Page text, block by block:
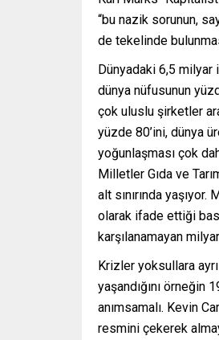
“bu nazik sorunun,
de tekelinde
Dünyadaki 6,5 milyar
dünya nüfusunun
çok uluslu şirketler
yüzde 80’ini, dünya
yoğunlaşması çok
Milletler Gıda ve
alt sınırında
olarak ifade ettiği
karşılanamayan
Krizler yoksullara
yaşandığını örneğin
anımsamalı. Kevin
resmini çekerek